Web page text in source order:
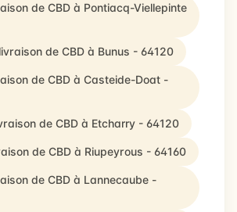
de CBD à Pontiacq-Viellepinte
de CBD à Bunus - 64120
de CBD à Casteide-Doat -
de CBD à Etcharry - 64120
de CBD à Riupeyrous - 64160
de CBD à Lannecaube -